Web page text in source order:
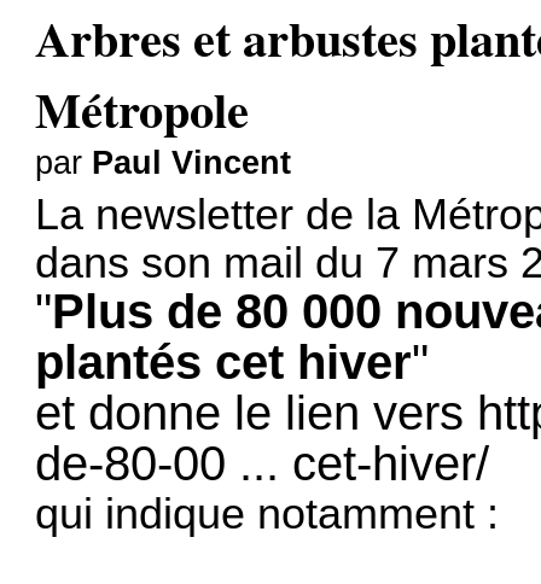
Arbres et arbustes
Métropole
par Paul Vincent
La newsletter de la
dans son mail du 7 mars
"Plus de 80 000
plantés cet hiver"
et donne le lien vers
de-80-00 ... cet-hiver/
qui indique notamment :